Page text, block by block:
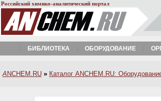
Российский химико-аналитический портал
БИБЛИОТЕКА ОБОРУДОВАНИЕ
A NCHEM.RU » Каталог ANCHEM.RU: